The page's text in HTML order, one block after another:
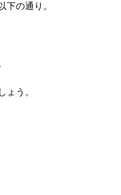
下の通り。
ょう。